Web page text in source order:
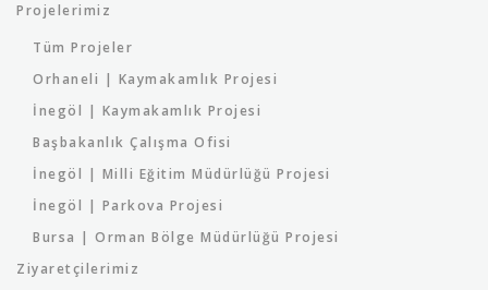
Projelerimiz
Tüm Projeler
Orhaneli | Kaymakamlık Projesi
İnegöl | Kaymakamlık Projesi
Başbakanlık Çalışma Ofisi
İnegöl | Milli Eğitim Müdürlüğü Projesi
İnegöl | Parkova Projesi
Bursa | Orman Bölge Müdürlüğü Projesi
Ziyaretçilerimiz